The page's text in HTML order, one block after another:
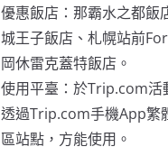
優惠飯店：那霸水之都飯
城王子飯店、札幌站前
岡休雷克蓋特飯店。
使用平臺：於Trip.com活
透過Trip.com手機App繁
區站點，方能使用。